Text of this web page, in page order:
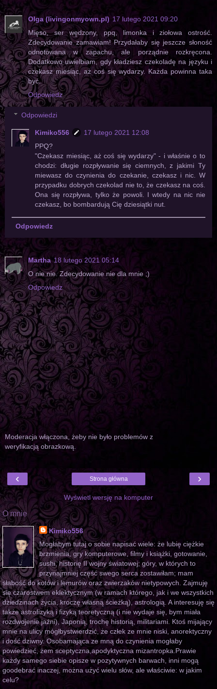
Olga (livingonmyown.pl) 17 lutego 2021 09:20
Mięso, ser wędzony, ppq, limonka i ziołowa ostrość.
Zdecydowanie zamawiam! Przydałaby się jeszcze słoność
odnotowana w zapachu, ale porządnie rozkręcona.
Dodatkowo uwielbiam, gdy kładziesz czekoladę na języku i
czekasz miesiąc, aż coś się wydarzy. Każda powinna taka
być.
Odpowiedz
Odpowiedzi
Kimiko556
17 lutego 2021 12:08
PPQ?
"Czekasz miesiąc, aż coś się wydarzy" - i właśnie o to
chodzi: długie rozpływanie się ciemnych, z jakimi Ty
miewasz do czynienia do czekanie, czekasz i nic. W
przypadku dobrych czekolad nie to, że czekasz na coś.
Ona się rozpływa, tylko że powoli. I wtedy na nic nie
czekasz, bo bombardują Cię dziesiątki nut.
Odpowiedz
Martha 18 lutego 2021 05:14
O nie nie. Zdecydowanie nie dla mnie ;)
Odpowiedz
Moderacja włączona, żeby nie było problemów z
weryfikacją obrazkową.
‹ ›
Strona główna
Wyświetl wersję na komputer
O mnie
Kimiko556
Mogłabym tutaj o sobie napisać wiele: że lubię ciężkie
brzmienia, gry komputerowe, filmy i książki, gotowanie,
sushi, historię II wojny światowej; góry, w których to
przynajmniej część swego serca zostawiłam; mam
słabość do kotów i lemurów oraz zwierzaków nietypowych. Zajmuję
się czarostwem eklektycznym (w ramach którego, jak i we wszystkich
dziedzinach życia, kroczę własną ścieżką), astrologią. A interesuję się
także astrofizyką i fizyką teoretyczną (i nie wydaje się, bym miała
rozdwojenie jaźni), Japonią, trochę historią, militariami. Ktoś mijający
mnie na ulicy mógłbystwierdzić, że człek ze mnie niski, anorektyczny
i dość dziwny. Osobamająca ze mną do czynienia mogłaby
powiedzieć, żem sceptyczna,apodyktyczna mizantropka.Prawie
każdy samego siebie opisze w pozytywnych barwach, inni mogą
goodebrać inaczej, można użyć wielu słów, ale właściwie: w jakim
celu?